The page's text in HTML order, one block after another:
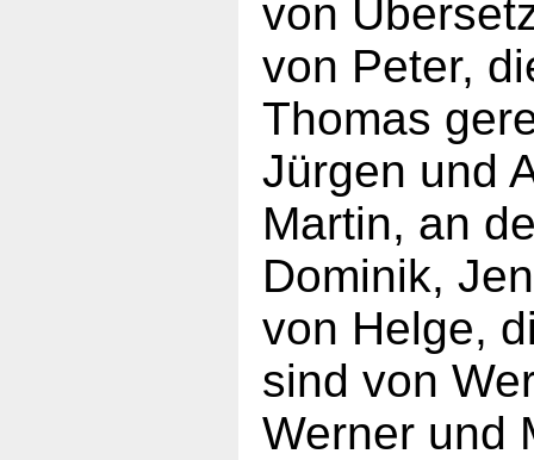
von
von Peter,
Thomas
Jürgen und
Martin, an
Dominik,
von Helge,
sind von
Werner und